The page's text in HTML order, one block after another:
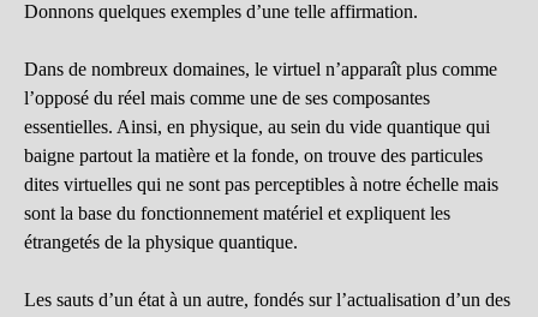
Donnons quelques exemples d’une telle affirmation.
Dans de nombreux domaines, le virtuel n’apparaît plus comme
l’opposé du réel mais comme une de ses composantes
essentielles. Ainsi, en physique, au sein du vide quantique qui
baigne partout la matière et la fonde, on trouve des particules
dites virtuelles qui ne sont pas perceptibles à notre échelle mais
sont la base du fonctionnement matériel et expliquent les
étrangetés de la physique quantique.
Les sauts d’un état à un autre, fondés sur l’actualisation d’un des